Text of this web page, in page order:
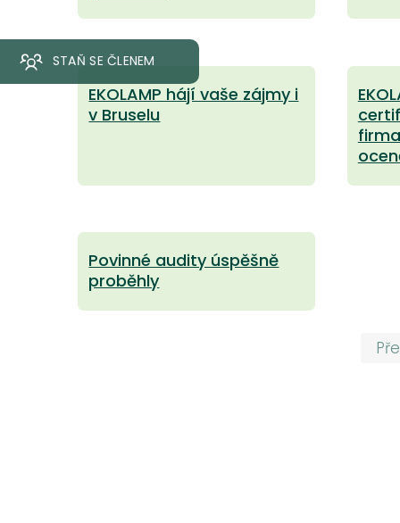
EKOLAMP hájí vaše zájmy i
v Bruselu
Povinné audity úspěšně
proběhly
STAŇ SE ČLENEM